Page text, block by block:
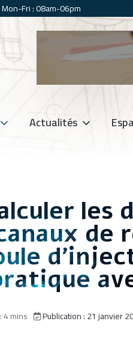
Mon-Fri : 08am-06pm
Actualités
les
de
4 mins Publication : 21 janvier